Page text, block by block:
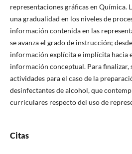
representaciones gráficas en Química.
una gradualidad en los niveles de
información contenida en las
se avanza el grado de instrucción;
información explícita e implícita hacia
información conceptual. Para finalizar,
actividades para el caso de la
desinfectantes de alcohol, que
curriculares respecto del uso de
Citas